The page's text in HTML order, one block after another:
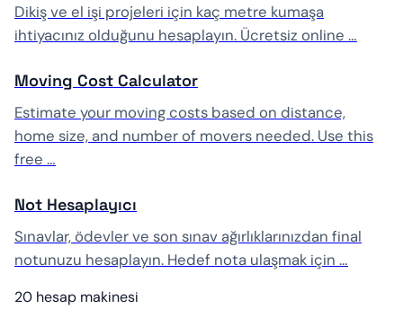
Dikiş ve el işi projeleri için kaç metre kumaşa
ihtiyacınız olduğunu hesaplayın. Ücretsiz online …
Moving Cost Calculator
Estimate your moving costs based on distance,
home size, and number of movers needed. Use this
free …
Not Hesaplayıcı
Sınavlar, ödevler ve son sınav ağırlıklarınızdan final
notunuzu hesaplayın. Hedef nota ulaşmak için …
20 hesap makinesi